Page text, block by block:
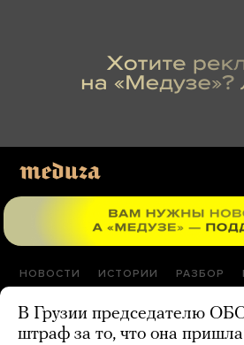
НОВОСТИ ИСТОРИИ РАЗБОР
В Грузии председателю
штраф за то, что она